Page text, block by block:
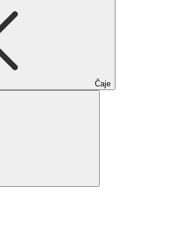
Čaje